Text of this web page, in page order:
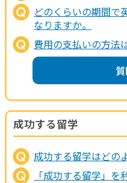
どのくらいの期間で
なりますか。
費用の支払いの方法
成功する留学
成功する留学はどの
「成功する留学」を